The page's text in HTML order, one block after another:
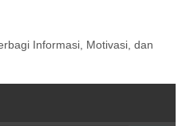
Informasi, Motivasi, dan